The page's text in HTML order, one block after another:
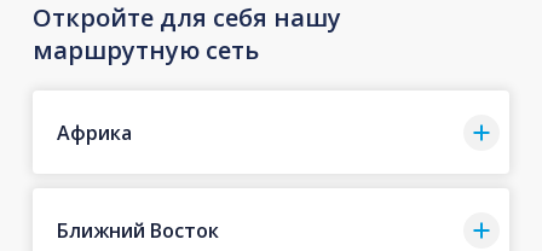
Откройте для себя нашу
маршрутную сеть
Африка
Ближний Восток